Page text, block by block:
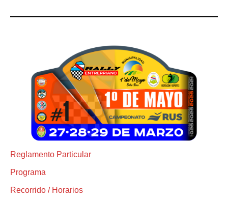
Reglamento Particular
Programa
Recorrido / Horarios